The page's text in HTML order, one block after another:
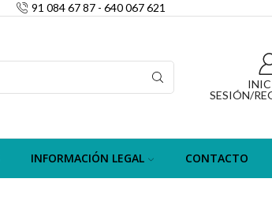
91 084 67 87 - 640 067 621
SESIÓN/
INFORMACIÓN LEGAL CONTACTO